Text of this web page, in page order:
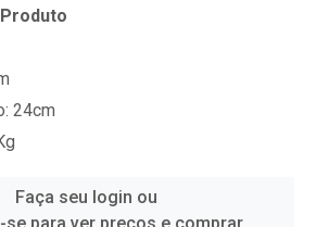
24cm
Faça seu login ou